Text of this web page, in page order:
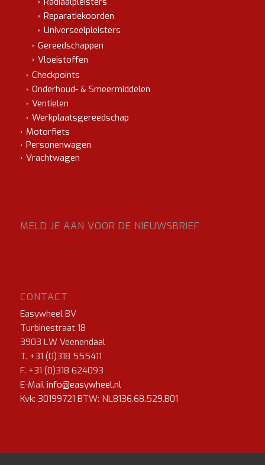
Reparatiekoorden
Universeelpleisters
Gereedschappen
Vloeistoffen
Checkpoints
Onderhoud- & Smeermiddelen
Ventielen
Werkplaatsgereedschap
Motorfiets
Personenwagen
Vrachtwagen
MELD JE AAN VOOR DE NIEUWSBRIEF
CONTACT
Easywheel BV
Turbinestraat 18
3903 LW Veenendaal
T. +31 (0)318 555411
F. +31 (0)318 624093
E-Mail info@easywheel.nl
Kvk: 30199721 BTW: NL8136.68.529.B01